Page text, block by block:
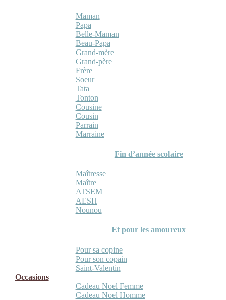
Maman
Papa
Belle-Maman
Beau-Papa
Grand-mère
Grand-père
Frère
Soeur
Tata
Tonton
Cousine
Cousin
Parrain
Marraine
Fin d’année scolaire
Maîtresse
Maître
ATSEM
AESH
Nounou
Et pour les amoureux
Pour sa copine
Pour son copain
Saint-Valentin
Occasions
Cadeau Noel Femme
Cadeau Noel Homme